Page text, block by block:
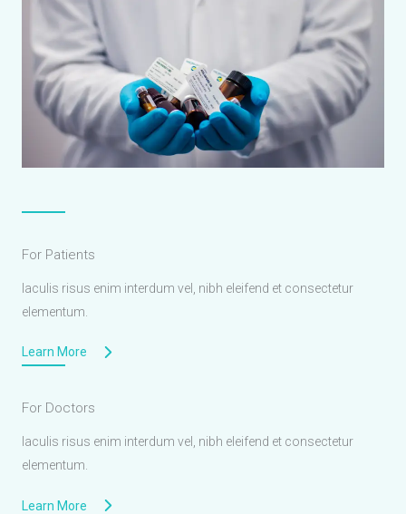
For Patients
Iaculis risus enim interdum vel, nibh eleifend et consectetur
elementum.
Learn More
For Doctors
Iaculis risus enim interdum vel, nibh eleifend et consectetur
elementum.
Learn More